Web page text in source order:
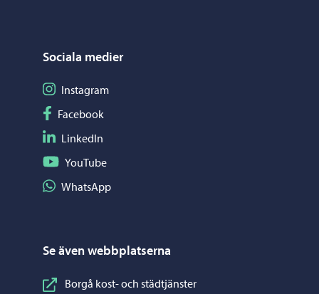
Sociala medier
Följ på Instagram
Instagram
Följ på Facebook
Facebook
Följ på LinkedIn
LinkedIn
Följ på YouTube
YouTube
Dela på WhatsApp
WhatsApp
Se även webbplatserna
Borgå kost- och städtjänster